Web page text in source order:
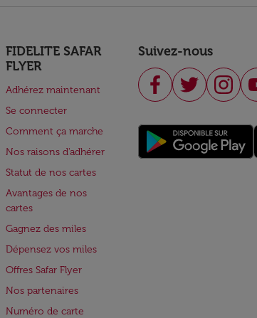
FIDELITE SAFAR
FLYER
Adhérez maintenant
Se connecter
Comment ça marche
Nos raisons d'adhérer
Statut de nos cartes
Avantages de nos
cartes
Gagnez des miles
Dépensez vos miles
Offres Safar Flyer
Nos partenaires
Numéro de carte
Suivez-nous